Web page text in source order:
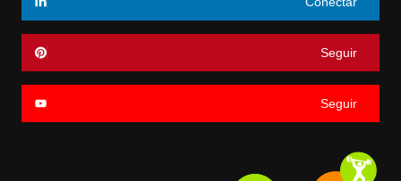
Seguir
Seguir